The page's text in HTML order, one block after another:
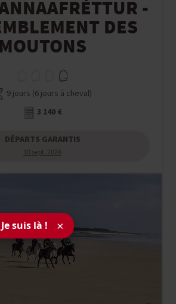
-
DES
MOUTONS
9 jours (6 jours à cheval)
3 140 €
DÉPARTS GARANTIS
10 sept. 2026
suis là ! ×